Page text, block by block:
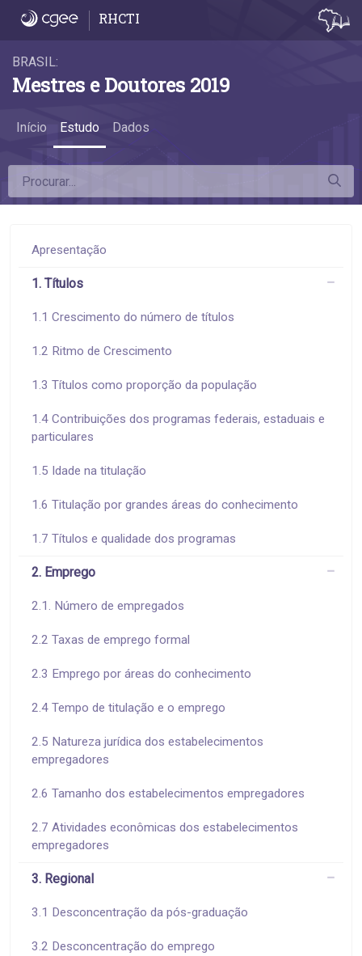
3.5 Diferenças na remuneração - 3.5
RHCTI
BRASIL:
Mestres e Doutores 2019
Início Estudo Dados
Apresentação
1. Títulos
1.1 Crescimento do número de títulos
1.2 Ritmo de Crescimento
1.3 Títulos como proporção da população
1.4 Contribuições dos programas federais, estaduais e
particulares
1.5 Idade na titulação
1.6 Titulação por grandes áreas do conhecimento
1.7 Títulos e qualidade dos programas
2. Emprego
2.1. Número de empregados
2.2 Taxas de emprego formal
2.3 Emprego por áreas do conhecimento
2.4 Tempo de titulação e o emprego
2.5 Natureza jurídica dos estabelecimentos
empregadores
2.6 Tamanho dos estabelecimentos empregadores
2.7 Atividades econômicas dos estabelecimentos
empregadores
3. Regional
3.1 Desconcentração da pós-graduação
3.2 Desconcentração do emprego